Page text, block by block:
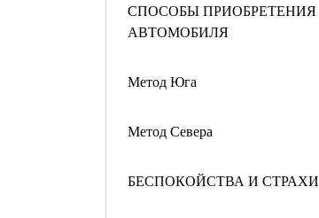
СПОСОБЫ ПРИОБРЕТЕНИЯ
АВТОМОБИЛЯ
Метод Юга
Метод Севера
БЕСПОКОЙСТВА И СТРАХИ